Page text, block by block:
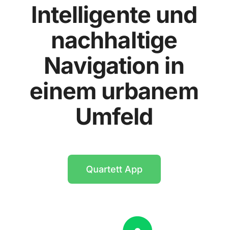
Intelligente und
nachhaltige
Navigation in
einem urbanem
Umfeld
Quartett App